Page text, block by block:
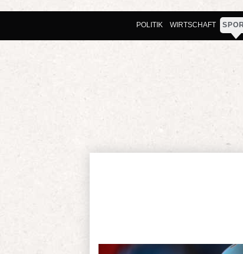
POLITIK WIRTSCHAFT